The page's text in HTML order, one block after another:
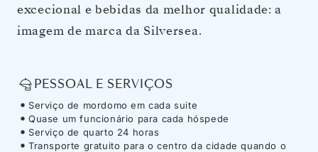
excecional e bebidas da melhor qualidade: a
imagem de marca da Silversea.
PESSOAL E SERVIÇOS
Serviço de mordomo em cada suite
Quase um funcionário para cada hóspede
Serviço de quarto 24 horas
Transporte gratuito para o centro da cidade quando o